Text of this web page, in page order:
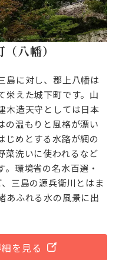
八幡）
島に対し、郡上八幡は
栄えた城下町です。山
木造天守としては日本
の温もりと風格が漂い
じめとする水路が網の
菜洗いに使われるなど
環境省の名水百選・
三島の源兵衛川とはま
あふれる水の風景に出
を見る